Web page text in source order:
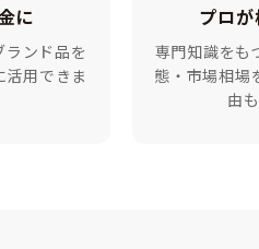
に
ランド品を
用できま
プロ
専門知識をも
態・市場相場
由